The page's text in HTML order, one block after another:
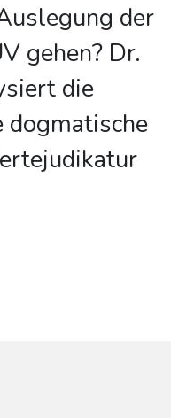
der
gehen? Dr.
die
dogmatische